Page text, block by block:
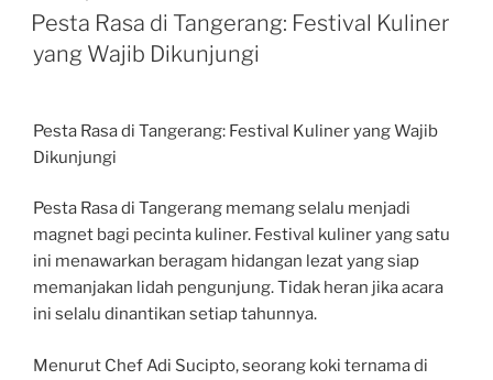
ON
Pesta Rasa di Tangerang: Festival Kuliner
yang Wajib Dikunjungi
Pesta Rasa di Tangerang: Festival Kuliner yang Wajib
Dikunjungi
Pesta Rasa di Tangerang memang selalu menjadi
magnet bagi pecinta kuliner. Festival kuliner yang satu
ini menawarkan beragam hidangan lezat yang siap
memanjakan lidah pengunjung. Tidak heran jika acara
ini selalu dinantikan setiap tahunnya.
Menurut Chef Adi Sucipto, seorang koki ternama di